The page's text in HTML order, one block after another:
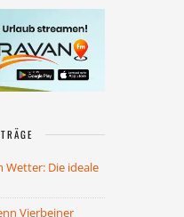
Wetter: Die ideale
Vierbeiner